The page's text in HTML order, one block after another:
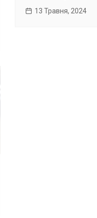
13 Травня, 2024